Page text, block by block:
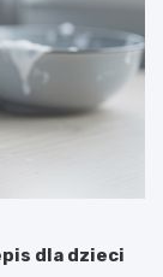
dla dzieci